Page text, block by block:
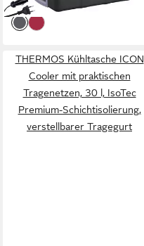
lieferbar - in 2-3 Werktagen bei dir
THERMOS Kühltasche ICON
Cooler mit praktischen
Tragenetzen, 30 l, IsoTec
Premium-Schichtisolierung,
verstellbarer Tragegurt